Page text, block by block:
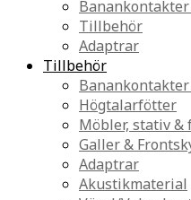
Tillbehör
Adaptrar
Tillbehör
Högtalarfötter
Möbler, stativ &
Galler &
Adaptrar
Akustikmaterial